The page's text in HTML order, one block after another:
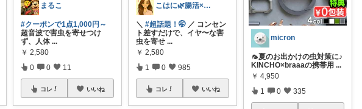
まるこ
#クーポンで1点1,000円～
超音波で害虫を寄せつけ
ず、人体 ...
￥ 2,580
0 0 11
コレ いいね
こはに🌿腸活×美容×暮らし
＼#超話題！🤭 ／ コンセン
ト差すだけで、イヤ〜な害
虫を寄せ ...
￥ 2,580
1 0 985
コレ いいね
micron
🦟夏のお出かけの虫対策に♪
KINCHO×braaaの携帯用 ...
￥ 4,950
1 0 335